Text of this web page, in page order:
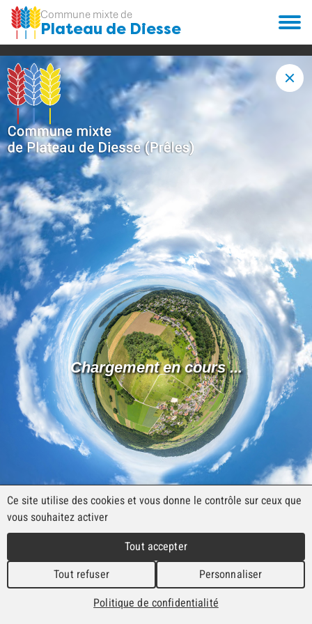
Commune mixte de
Plateau de Diesse
Panorama de la Commune
Découvrez le Plateau de Diesse depuis les
airs !
Voir le panorama
La Commune du Plateau de Diesse a le plaisir
d’annoncer l’obtention du labelCommune en
pour la période 2026–2030.
Ce site utilise des cookies et vous donne le contrôle sur ceux que
vous souhaitez activer
Tout accepter
Tout refuser Personnaliser
Politique de confidentialité